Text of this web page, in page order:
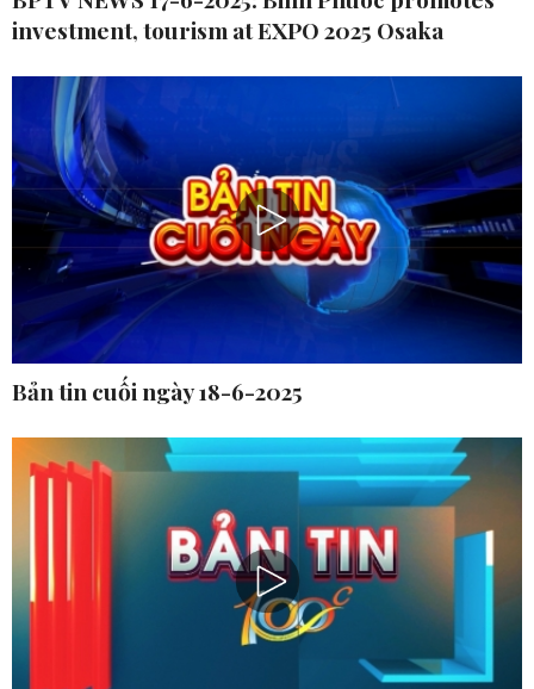
investment, tourism at EXPO 2025 Osaka
Bản tin cuối ngày 18-6-2025